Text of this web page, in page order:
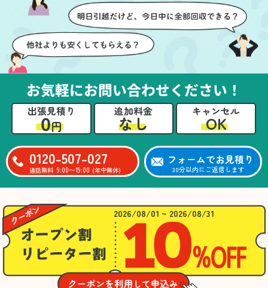
お気軽にお問い合わせください！
出張見積り
0円
追加料金
なし
キャンセル
OK
0120-507-027
通話無料 9:00〜19:00 (年中無休)
フォームでお見積り
30分以内にご返信します
2026/08/01 ~ 2026/08/31